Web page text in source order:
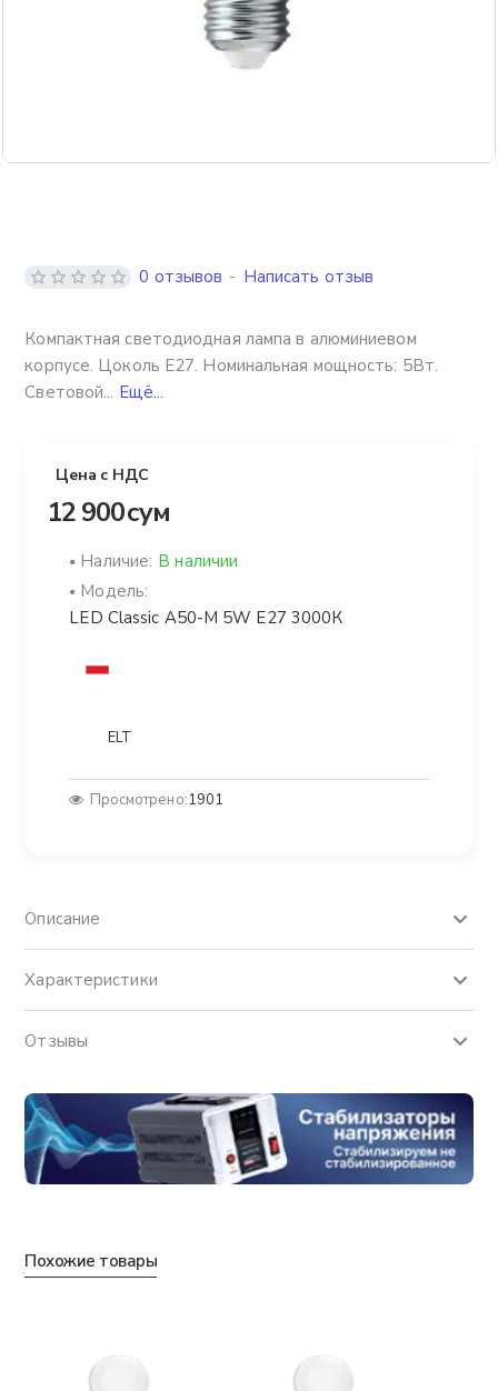
Компактная светодиодная лампа в алюминиевом
корпусе. Цоколь E27. Номинальная мощность: 5Вт.
Световой... Ещё...
0 отзывов - Написать отзыв
Цена с НДС
12 900 сум
Наличие: В наличии
Модель:
LED Classic A50-M 5W E27 3000К
ELT
Просмотрено:1901
Описание
Характеристики
Отзывы
Похожие товары